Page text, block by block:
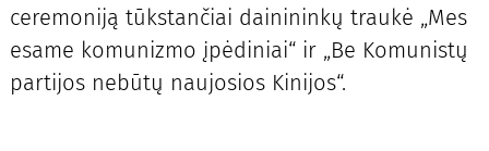
ceremoniją tūkstančiai dainininkų traukė „Mes
esame komunizmo įpėdiniai“ ir „Be Komunistų
partijos nebūtų naujosios Kinijos“.